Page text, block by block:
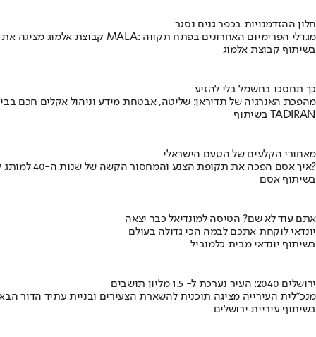
חלון ההזדמנויות בכפר גנים נסגר
קבוצת אלמוג מציגה את פרויקט MALA: מגדלי הפרימיום האחרונים בפתח תקווה
בשיתוף קבוצת אלמוג
כך תחסכו בחשמל בלי להזיע
מהפכת האנרגיה של תדיראן: שליטה, אבטחת מידע וניהול אקלים חכם
בשיתוף TADIRAN
מאחורי הקלעים של הטעם הישראלי
איך אסם הפכה את תקופת הצנע והמחסור הקשה של שנות ה-40 למותג לאומי?
בשיתוף אסם
אתם עוד לא שם? הטיסה למונדיאל כבר יצאה
יונדאי לוקחת אתכם לבמה הכי גדולה בעולם
בשיתוף יונדאי מבית כלמוביל
ירושלים 2040: העיר נערכת ל- 1.5 מליון תושבים
מנכ"לית העירייה מציגה תוכנית להשארת הצעירים ובניית עתיד הדור
בשיתוף עיריית ירושלים